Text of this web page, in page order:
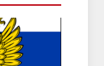
μετά